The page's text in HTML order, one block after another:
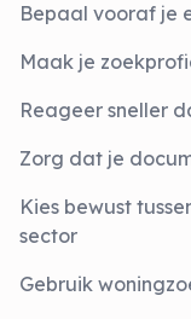
Bepaal vooraf je
Maak je
Reageer sneller
Zorg dat je
Kies bewust
sector
Gebruik